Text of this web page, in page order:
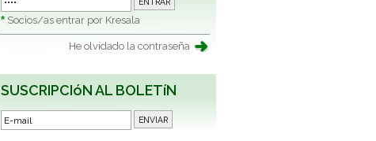
* Socios/as entrar por Kresala
He olvidado la contraseña
SUSCRIPCIóN AL BOLETíN